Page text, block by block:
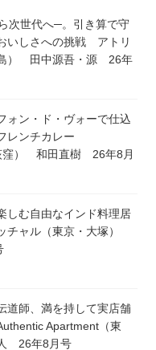
次世代へ─。引き算で守
いしさへの挑戦 アトリ
） 田中源吾・源 26年
ォン・ド・ヴォーで仕込
レンチカレー
窪） 和田直樹 26年8月
しむ自由なインド料理居
チャル（東京・大塚）
道師、満を持して実店舗
Apartment（東
26年8月号